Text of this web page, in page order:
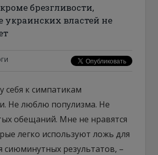
брезгливости,
украинских властей не
себя к симпатикам
Не люблю популизма. Не
обещаний. Мне не нравятся
легко используют ложь для
сиюминутных результатов, –